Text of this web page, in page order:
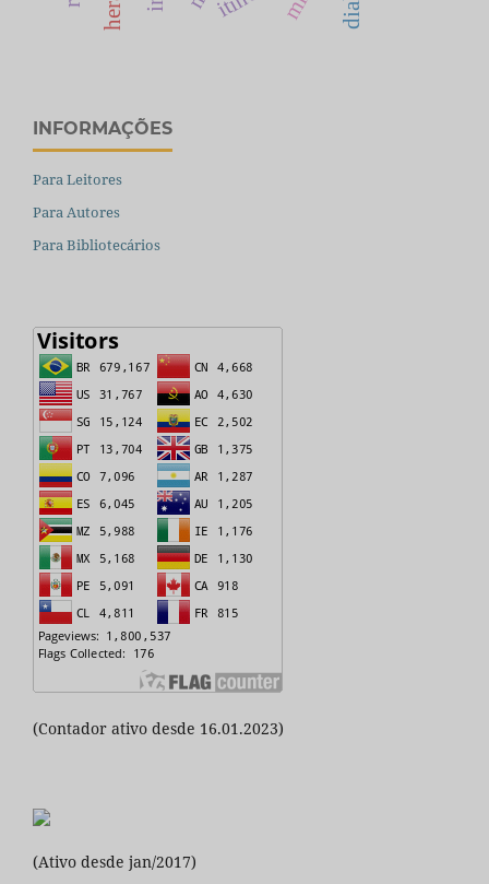
INFORMAÇÕES
Para Leitores
Para Autores
Para Bibliotecários
(Contador ativo desde 16.01.2023)
(Ativo desde jan/2017)